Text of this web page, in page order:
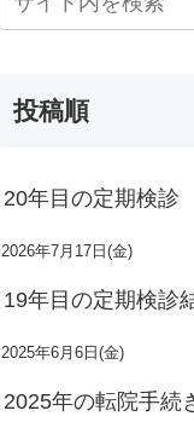
投稿順
20年目の定期検診
2026年7月17日(金)
19年目の定期検診
2025年6月6日(金)
2025年の転院手続